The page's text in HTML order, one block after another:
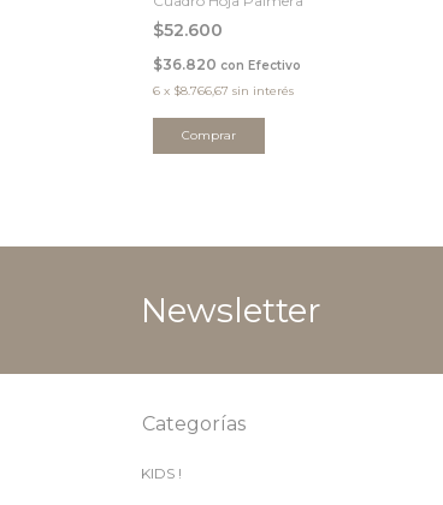
$52.600
$36.820 con Efectivo
6 x $8.766,67 sin interés
Comprar
Newsletter
Categorías
KIDS !